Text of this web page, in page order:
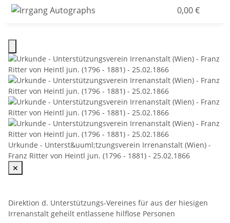
0,00 €
Urkunde - Unterst&uuml;tzungsverein Irrenanstalt (Wien) -
Franz Ritter von Heintl jun. (1796 - 1881) - 25.02.1866
✕
Direktion d. Unterstützungs-Vereines für aus der hiesigen
Irrenanstalt geheilt entlassene hilflose Personen